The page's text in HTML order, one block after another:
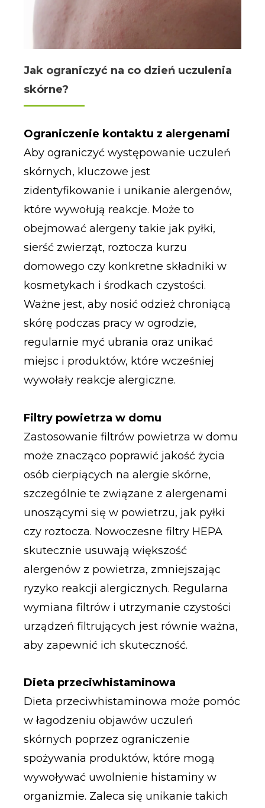
Jak ograniczyć na co dzień uczulenia
skórne?
Ograniczenie kontaktu z alergenami
Aby ograniczyć występowanie uczuleń
skórnych, kluczowe jest
zidentyfikowanie i unikanie alergenów,
które wywołują reakcje. Może to
obejmować alergeny takie jak pyłki,
sierść zwierząt, roztocza kurzu
domowego czy konkretne składniki w
kosmetykach i środkach czystości.
Ważne jest, aby nosić odzież chroniącą
skórę podczas pracy w ogrodzie,
regularnie myć ubrania oraz unikać
miejsc i produktów, które wcześniej
wywołały reakcje alergiczne.
Filtry powietrza w domu
Zastosowanie filtrów powietrza w domu
może znacząco poprawić jakość życia
osób cierpiących na alergie skórne,
szczególnie te związane z alergenami
unoszącymi się w powietrzu, jak pyłki
czy roztocza. Nowoczesne filtry HEPA
skutecznie usuwają większość
alergenów z powietrza, zmniejszając
ryzyko reakcji alergicznych. Regularna
wymiana filtrów i utrzymanie czystości
urządzeń filtrujących jest równie ważna,
aby zapewnić ich skuteczność.
Dieta przeciwhistaminowa
Dieta przeciwhistaminowa może pomóc
w łagodzeniu objawów uczuleń
skórnych poprzez ograniczenie
spożywania produktów, które mogą
wywoływać uwolnienie histaminy w
organizmie. Zaleca się unikanie takich